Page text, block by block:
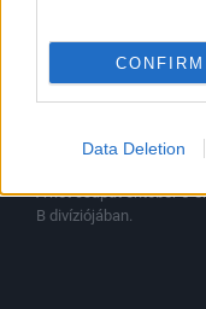
CONFIRM
Data Deletion
Hivatalos: eldőlt,
válogatottat az NL-
A két csapat október 5-
B divíziójában.